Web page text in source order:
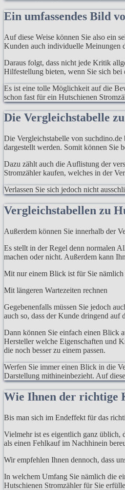
Ein umfassendes Bild
Auf diese Weise können Sie also ein
Kunden auch individuelle Meinungen
Daraus folgt, dass nicht jede Kritik
Hilfestellung bieten, wenn Sie sich
Es ist eine tolle Möglichkeit auf die
schon fast für ein Hutschienen
Die Vergleichstabelle
Die Vergleichstabelle von
dargestellt werden. Somit können Sie
Dazu zählt auch die Auflistung der
Stromzähler kaufen, welches in der
Verlassen Sie sich jedoch nicht
Vergleichstabellen zu
Außerdem können Sie innerhalb der
Es stellt in der Regel denn normalen
machen oder nicht. Außerdem kann
Mit nur einem Blick ist für Sie nämlich
Mit längeren Wartezeiten rechnen
Gegebenenfalls müssen Sie jedoch
auch so, dass der Kunde dringend auf
Dann können Sie einfach einen Blick
Hersteller welche Eigenschaften und
die noch besser zu einem passen.
Werfen Sie immer einen Blick in die
Darstellung mithineinbezieht. Auf
Wie Ihnen der richtige
Bis man sich im Endeffekt für das
Vielmehr ist es eigentlich ganz üblich,
als einen Fehlkauf im Nachhinein
Wir empfehlen Ihnen dennoch, dass
In welchem Umfang Sie nämlich die
Hutschienen Stromzähler für Sie